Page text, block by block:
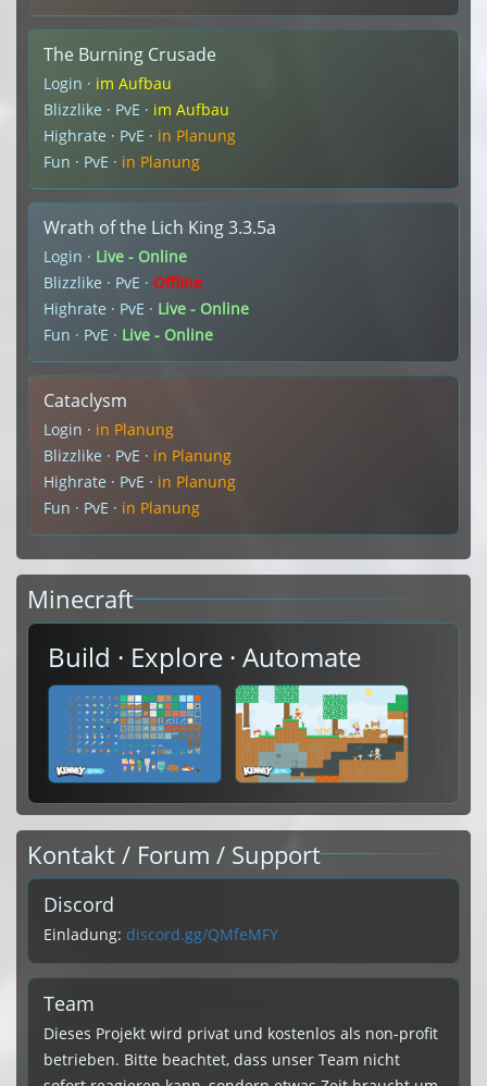
The Burning Crusade
Login · im Aufbau
Blizzlike · PvE · im Aufbau
Highrate · PvE · in Planung
Fun · PvE · in Planung
Wrath of the Lich King 3.3.5a
Login · Live - Online
Blizzlike · PvE · Offline
Highrate · PvE · Live - Online
Fun · PvE · Live - Online
Cataclysm
Login · in Planung
Blizzlike · PvE · in Planung
Highrate · PvE · in Planung
Fun · PvE · in Planung
Minecraft
Build · Explore · Automate
Kontakt / Forum / Support
Discord
Einladung: discord.gg/QMfeMFY
Team
Dieses Projekt wird privat und kostenlos als non-profit
betrieben. Bitte beachtet, dass unser Team nicht